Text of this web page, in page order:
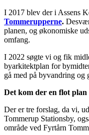
I 2017 blev der i Assens
Tommerupperne.
planen, og økonomiske
omfang.
I 2022 søgte vi og fik
byarkitektplan for
gå med på byvandring og
Det kom der en flot
Der er tre forslag, da vi,
Tommerup Stationsby,
område ved Fyrtårn